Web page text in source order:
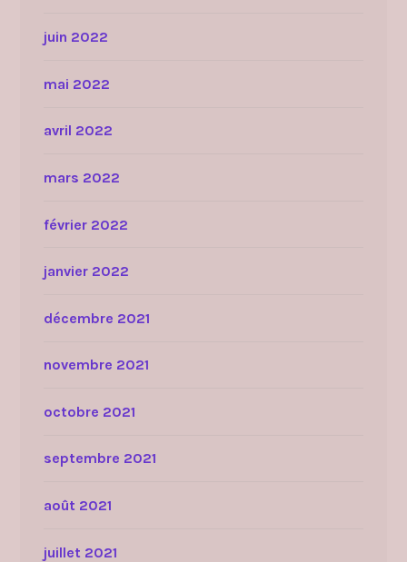
juin 2022
mai 2022
avril 2022
mars 2022
février 2022
janvier 2022
décembre 2021
novembre 2021
octobre 2021
septembre 2021
août 2021
juillet 2021